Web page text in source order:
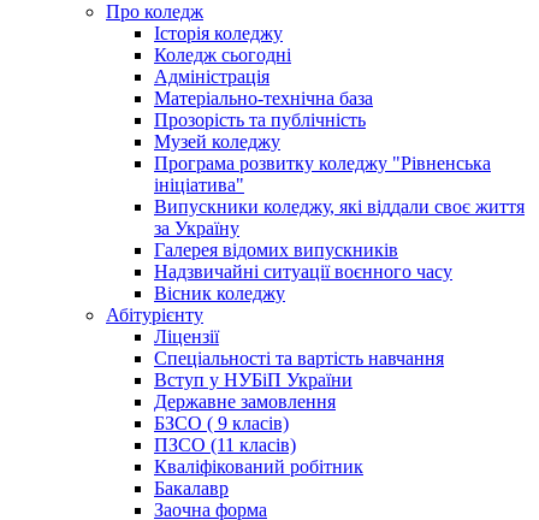
Про коледж
Історія коледжу
Коледж сьогодні
Адміністрація
Матеріально-технічна база
Прозорість та публічність
Музей коледжу
Програма розвитку коледжу "Рівненська
ініціатива"
Випускники коледжу, які віддали своє життя
за Україну
Галерея відомих випускників
Надзвичайні ситуації воєнного часу
Вісник коледжу
Абітурієнту
Ліцензії
Спеціальності та вартість навчання
Вступ у НУБіП України
Державне замовлення
БЗСО ( 9 класів)
ПЗСО (11 класів)
Кваліфікований робітник
Бакалавр
Заочна форма